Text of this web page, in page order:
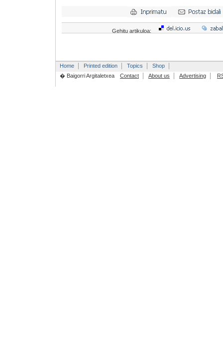
Gehitu artikuloa:
Home Printed edition Topics
Shop
� Baigorri Argitaletxea
Contact About us Advertising